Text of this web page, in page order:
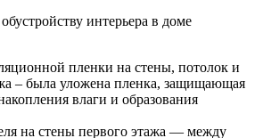
интерьера в доме
пленки на стены, потолок и
– была уложена пленка, защищающая
влаги и образования
на стены первого этажа — между